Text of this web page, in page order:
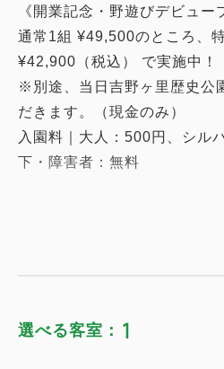
《開業記念・野遊びデビュー
通常1組 ¥49,500のところ、
¥42,900（税込） で実施中！
※別途、当日吉野ヶ里歴史公
だきます。（現金のみ）
入園料｜大人：500円、シル
下・障害者：無料
キャンプに必要な道具は全て
選べる客室： 1